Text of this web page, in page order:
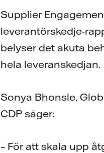
Supplier
leverantörskedje-
belyser det akuta
hela leveranskedjan.
Sonya Bhonsle,
CDP säger:
– För att skala upp